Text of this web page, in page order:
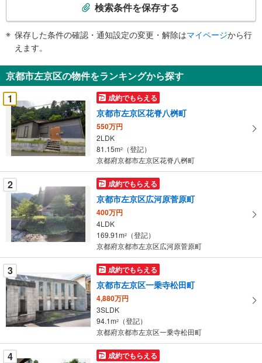
知
を
受
け
取
る
・
条
件
を
マ
イ
ペ
ー
に
保
存
す
る
検索条件を保存する
保存した条件の確認・通知設定の変更・解除はマイページから行
えます。
京都市左京区の物件をランキングから探す
1
成約でもらえる
京都市左京区花脊八桝町
550万円
2LDK
81.15m2
（登記）
京都府京都市左京区花脊八桝町
2 成約でもらえる
京都市左京区広河原菅原町
400万円
4LDK
169.91m2
（登記）
京都府京都市左京区広河原菅原町
3 成約でもらえる
京都市左京区一乗寺松田町
4,880万円
3SLDK
94.1m2
（登記）
京都府京都市左京区一乗寺松田町
4 成約でもらえる